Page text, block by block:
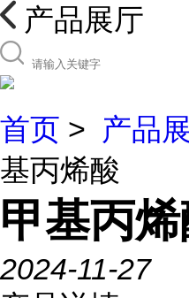
产品展厅
首页 > 产品
基丙烯酸
甲基丙
2024-11-27